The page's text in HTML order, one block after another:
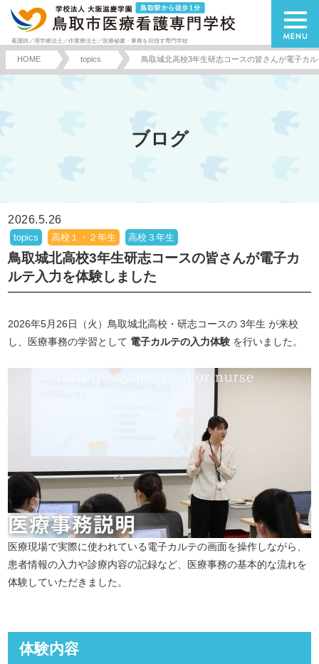
看護師／理学療法士／作業療法士／医療秘書・事務を目指す専門学校
HOME topics 鳥取城北高校3年生研志コースの皆さんが電子カ
ブログ
2026.5.26
topics 高校１・２年生 高校３年生
鳥取城北高校3年生研志コースの皆さんが電子カ
ルテ入力を体験しました
2026年5月26日（火）鳥取城北高校・研志コースの 3年生 が来校
し、医療事務の学習として 電子カルテの入力体験 を行いました。
医療現場で実際に使われている電子カルテの画面を操作しながら、
患者情報の入力や診療内容の記録など、医療事務の基本的な流れを
体験していただきました。
体験内容